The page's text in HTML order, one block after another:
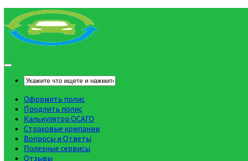
Оформить полис
Продлить полис
Калькулятор ОСАГО
Страховые компании
Вопросы и Ответы
Полезные сервисы
Отзывы